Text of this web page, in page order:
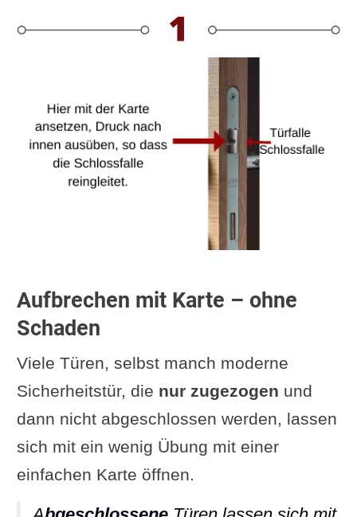
Aufbrechen mit Karte – ohne
Schaden
Viele Türen, selbst manch moderne
Sicherheitstür, die nur zugezogen und
dann nicht abgeschlossen werden, lassen
sich mit ein wenig Übung mit einer
einfachen Karte öffnen.